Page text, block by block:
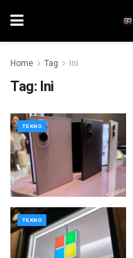
Home Tag Ini
Tag: Ini
TEKNO
TEKNO